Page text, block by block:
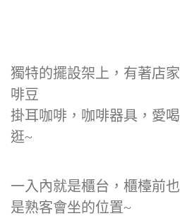
獨特的擺設架上，有著店
啡豆
掛耳咖啡，咖啡器具，愛
逛~
一入內就是櫃台，櫃檯前
是熟客會坐的位置~